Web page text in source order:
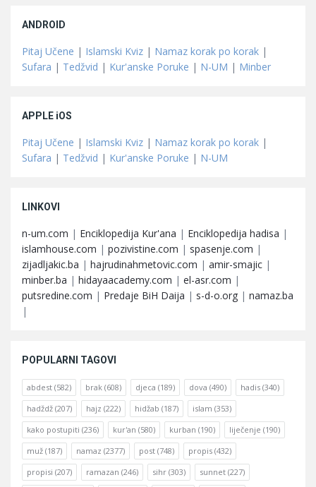
ANDROID
Pitaj Učene | Islamski Kviz | Namaz korak po korak |
Sufara | Tedžvid | Kur'anske Poruke | N-UM | Minber
APPLE iOS
Pitaj Učene | Islamski Kviz | Namaz korak po korak |
Sufara | Tedžvid | Kur'anske Poruke | N-UM
LINKOVI
n-um.com | Enciklopedija Kur'ana | Enciklopedija hadisa |
islamhouse.com | pozivistine.com | spasenje.com |
zijadljakic.ba | hajrudinahmetovic.com | amir-smajic |
minber.ba | hidayaacademy.com | el-asr.com |
putsredine.com | Predaje BiH Daija | s-d-o.org | namaz.ba
|
POPULARNI TAGOVI
abdest (582) brak (608) djeca (189) dova (490) hadis (340)
hadždž (207) hajz (222) hidžab (187) islam (353)
kako postupiti (236) kur'an (580) kurban (190) liječenje (190)
muž (187) namaz (2377) post (748) propis (432)
propisi (207) ramazan (246) sihr (303) sunnet (227)